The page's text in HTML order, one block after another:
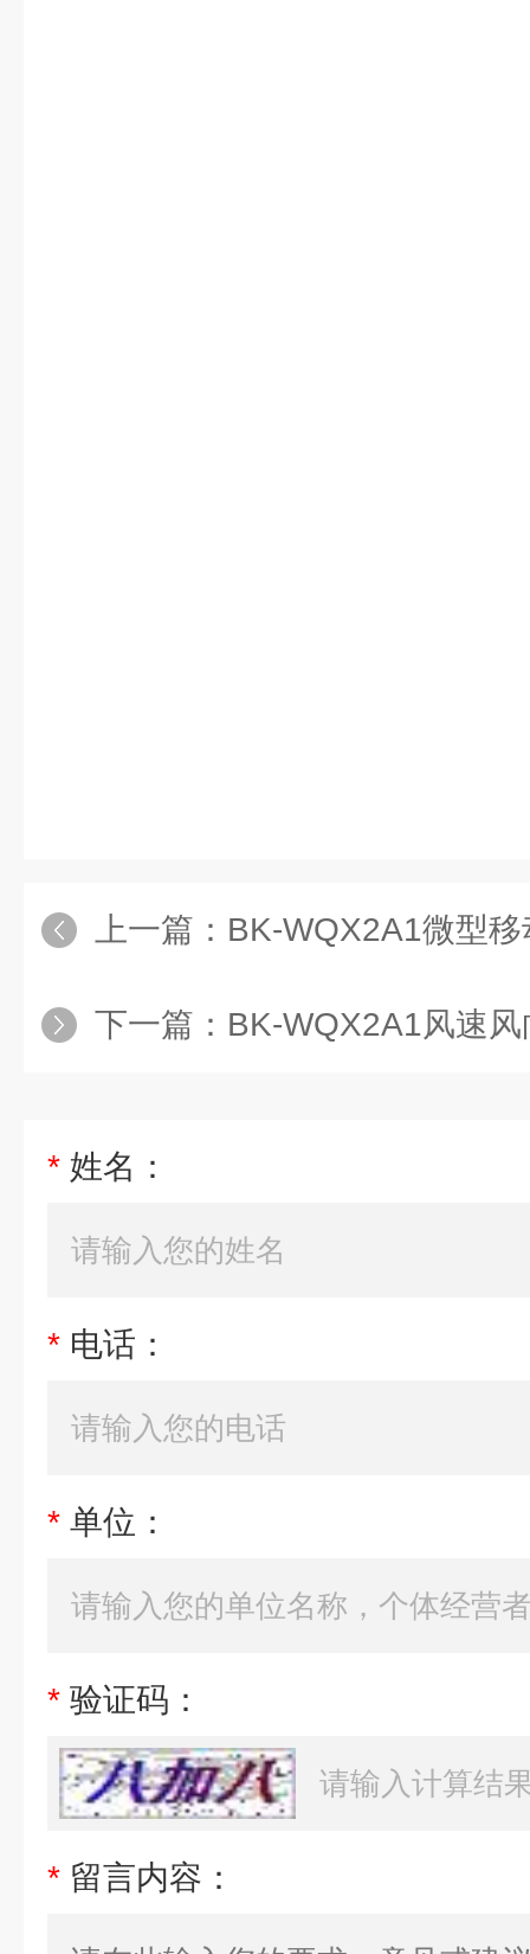
上一篇： BK-WQX2A1微型
下一篇： BK-WQX2A1风速
* 姓名：
* 电话：
* 单位：
* 验证码：
* 留言内容：